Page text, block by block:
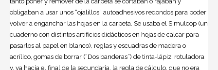
obligaban a usar unos “ojalillos” autoadhesivos redondos para poder
volver a enganchar las hojas en la carpeta. Se usaba el Simulcop (un
cuaderno con distintos artificios didácticos en hojas de calcar para
pasarlos al papel en blanco), reglas y escuadras de madera o
acrílico, gomas de borrar (“Dos banderas”) de tinta-lápiz, rotuladora
y, ya hacia el final de la secundaria, la regla de cálculo, que no era